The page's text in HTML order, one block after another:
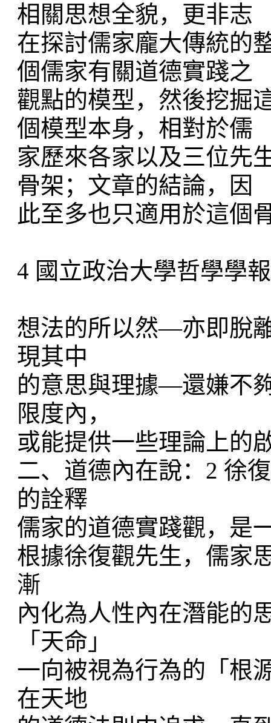
相關思想全貌，更非志
在探討儒家龐大傳統的
個儒家有關道德實踐之
觀點的模型，然後挖掘
個模型本身，相對於儒
家歷來各家以及三位先
骨架；文章的結論，因
此至多也只適用於這個
4 國立政治大學哲學學
想法的所以然—亦即脫
現其中
的意思與理據—還嫌不
限度內，
或能提供一些理論上的
二、道德內在說：2 徐
的詮釋
儒家的道德實踐觀，是
根據徐復觀先生，儒家
漸
內化為人性內在潛能的
「天命」
一向被視為行為的「根
在天地